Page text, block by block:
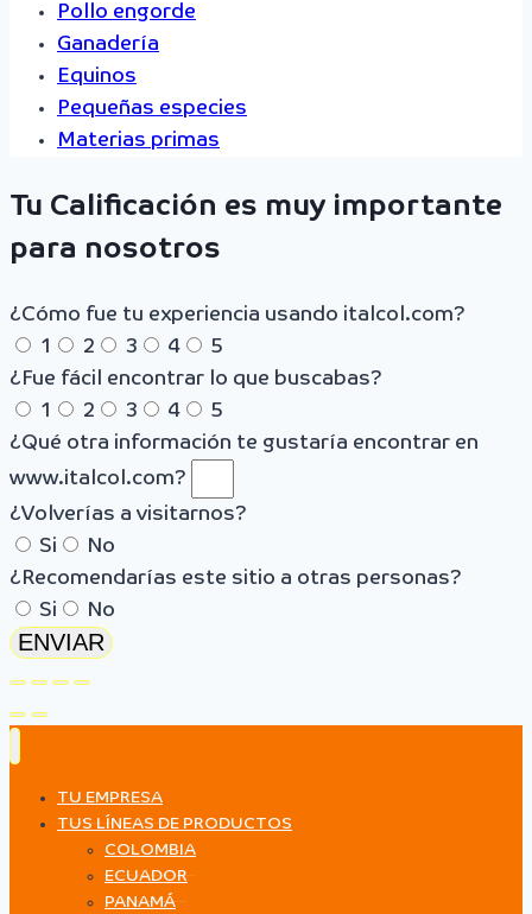
Pollo engorde
Ganadería
Equinos
Pequeñas especies
Materias primas
Tu Calificación es muy importante
para nosotros
¿Cómo fue tu experiencia usando italcol.com?
1
2 3 4
5
¿Fue fácil encontrar lo que buscabas?
1
2 3 4
5
¿Qué otra información te gustaría encontrar en
www.italcol.com?
¿Volverías a visitarnos?
Si
No
¿Recomendarías este sitio a otras personas?
Si
No
ENVIAR
TU EMPRESA
TUS LÍNEAS DE PRODUCTOS
COLOMBIA
ECUADOR
PANAMÁ